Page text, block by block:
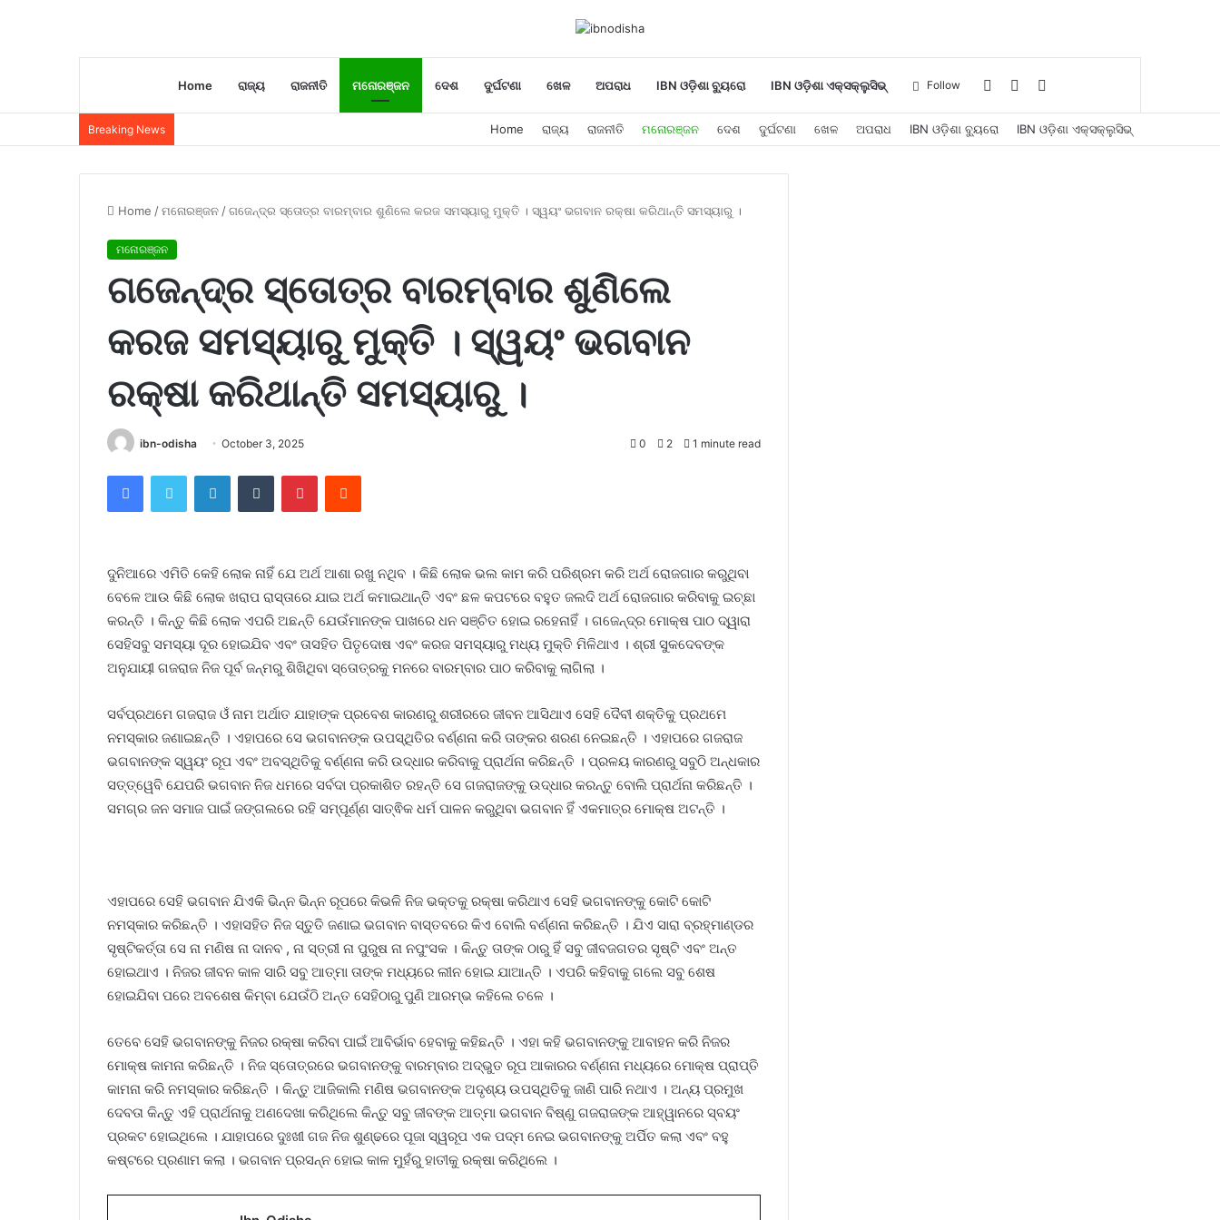
Home ରାଜ୍ୟ ରାଜନୀତି ମନୋରଞ୍ଜନ ଦେଶ ଦୁର୍ଘଟଣା ଖେଳ ଅପରାଧ IBN ଓଡ଼ିଶା ବ୍ୟୁରୋ IBN ଓଡ଼ିଶା ଏକ୍ସକ୍ଲୁସିଭ୍
for
Sidebar
Log
In
Follow
Breaking News Home ରାଜ୍ୟ ରାଜନୀତି ମନୋରଞ୍ଜନ ଦେଶ ଦୁର୍ଘଟଣା ଖେଳ ଅପରାଧ IBN ଓଡ଼ିଶା ବ୍ୟୁରୋ IBN ଓଡ଼ିଶା ଏକ୍ସକ୍ଲୁସିଭ୍
Home /ମନୋରଞ୍ଜନ /ଗଜେନ୍ଦ୍ର ସ୍ତୋତ୍ର ବାରମ୍ବାର ଶୁଣିଲେ କରଜ ସମସ୍ୟାରୁ ମୁକ୍ତି । ସ୍ୱୟଂ ଭଗବାନ ରକ୍ଷା କରିଥାନ୍ତି ସମସ୍ୟାରୁ ।
ମନୋରଞ୍ଜନ
ଗଜେନ୍ଦ୍ର ସ୍ତୋତ୍ର ବାରମ୍ବାର ଶୁଣିଲେ
କରଜ ସମସ୍ୟାରୁ ମୁକ୍ତି । ସ୍ୱୟଂ ଭଗବାନ
ରକ୍ଷା କରିଥାନ୍ତି ସମସ୍ୟାରୁ ।
ibn-odisha October 3, 2025 0 2 1 minute read
FacebookTwitter LinkedInTumblr PinterestReddit
ଦୁନିଆରେ ଏମିତି କେହି ଲୋକ ନାହିଁ ଯେ ଅର୍ଥ ଆଶା ରଖୁ ନଥିବ । କିଛି ଲୋକ ଭଲ କାମ କରି ପରିଶ୍ରମ କରି ଅର୍ଥ ରୋଜଗାର କରୁଥିବା
ବେଳେ ଆଉ କିଛି ଲୋକ ଖରାପ ରାସ୍ତାରେ ଯାଇ ଅର୍ଥ କମାଇଥାନ୍ତି ଏବଂ ଛଳ କପଟରେ ବହୁତ ଜଲଦି ଅର୍ଥ ରୋଜଗାର କରିବାକୁ ଇଚ୍ଛା
କରନ୍ତି । କିନ୍ତୁ କିଛି ଲୋକ ଏପରି ଅଛନ୍ତି ଯେଉଁମାନଙ୍କ ପାଖରେ ଧନ ସଞ୍ଚିତ ହୋଇ ରହେନାହିଁ । ଗଜେନ୍ଦ୍ର ମୋକ୍ଷ ପାଠ ଦ୍ୱାରା
ସେହିସବୁ ସମସ୍ୟା ଦୂର ହୋଇଯିବ ଏବଂ ତାସହିତ ପିତୃଦୋଷ ଏବଂ କରଜ ସମସ୍ୟାରୁ ମଧ୍ୟ ମୁକ୍ତି ମିଳିଥାଏ । ଶ୍ରୀ ସୁକଦେବଙ୍କ
ଅନୁଯାୟୀ ଗଜରାଜ ନିଜ ପୂର୍ବ ଜନ୍ମରୁ ଶିଖିଥିବା ସ୍ତୋତ୍ରକୁ ମନରେ ବାରମ୍ବାର ପାଠ କରିବାକୁ ଲାଗିଲା ।
ସର୍ବପ୍ରଥମେ ଗଜରାଜ ଓଁ ନାମ ଅର୍ଥାତ ଯାହାଙ୍କ ପ୍ରବେଶ କାରଣରୁ ଶରୀରରେ ଜୀବନ ଆସିଥାଏ ସେହି ଦୈବୀ ଶକ୍ତିକୁ ପ୍ରଥମେ
ନମସ୍କାର ଜଣାଇଛନ୍ତି । ଏହାପରେ ସେ ଭଗବାନଙ୍କ ଉପସ୍ଥିତିର ବର୍ଣ୍ଣନା କରି ତାଙ୍କର ଶରଣ ନେଇଛନ୍ତି । ଏହାପରେ ଗଜରାଜ
ଭଗବାନଙ୍କ ସ୍ୱୟଂ ରୂପ ଏବଂ ଅବସ୍ଥିତିକୁ ବର୍ଣ୍ଣନା କରି ଉଦ୍ଧାର କରିବାକୁ ପ୍ରାର୍ଥନା କରିଛନ୍ତି । ପ୍ରଳୟ କାରଣରୁ ସବୁଠି ଅନ୍ଧକାର
ସତ୍ତ୍ୱେବି ଯେପରି ଭଗବାନ ନିଜ ଧମରେ ସର୍ବଦା ପ୍ରକାଶିତ ରହନ୍ତି ସେ ଗଜରାଜଙ୍କୁ ଉଦ୍ଧାର କରନ୍ତୁ ବୋଲି ପ୍ରାର୍ଥନା କରିଛନ୍ତି ।
ସମଗ୍ର ଜନ ସମାଜ ପାଇଁ ଜଙ୍ଗଲରେ ରହି ସମ୍ପୂର୍ଣ୍ଣ ସାତ୍ଵିକ ଧର୍ମ ପାଳନ କରୁଥିବା ଭଗବାନ ହିଁ ଏକମାତ୍ର ମୋକ୍ଷ ଅଟନ୍ତି ।
ଏହାପରେ ସେହି ଭଗବାନ ଯିଏକି ଭିନ୍ନ ଭିନ୍ନ ରୂପରେ କିଭଳି ନିଜ ଭକ୍ତକୁ ରକ୍ଷା କରିଥାଏ ସେହି ଭଗବାନଙ୍କୁ କୋଟି କୋଟି
ନମସ୍କାର କରିଛନ୍ତି । ଏହାସହିତ ନିଜ ସ୍ତୁତି ଜଣାଇ ଭଗବାନ ବାସ୍ତବରେ କିଏ ବୋଲି ବର୍ଣ୍ଣନା କରିଛନ୍ତି । ଯିଏ ସାରା ବ୍ରହ୍ମାଣ୍ଡର
ସୃଷ୍ଟିକର୍ତ୍ତା ସେ ନା ମଣିଷ ନା ଦାନବ , ନା ସ୍ତ୍ରୀ ନା ପୁରୁଷ ନା ନପୁଂସକ । କିନ୍ତୁ ତାଙ୍କ ଠାରୁ ହିଁ ସବୁ ଜୀବଜଗତର ସୃଷ୍ଟି ଏବଂ ଅନ୍ତ
ହୋଇଥାଏ । ନିଜର ଜୀବନ କାଳ ସାରି ସବୁ ଆତ୍ମା ତାଙ୍କ ମଧ୍ୟରେ ଲୀନ ହୋଇ ଯାଆନ୍ତି । ଏପରି କହିବାକୁ ଗଲେ ସବୁ ଶେଷ
ହୋଇଯିବା ପରେ ଅବଶେଷ କିମ୍ବା ଯେଉଁଠି ଅନ୍ତ ସେହିଠାରୁ ପୁଣି ଆରମ୍ଭ କହିଲେ ଚଳେ ।
ତେବେ ସେହି ଭଗବାନଙ୍କୁ ନିଜର ରକ୍ଷା କରିବା ପାଇଁ ଆବିର୍ଭାବ ହେବାକୁ କହିଛନ୍ତି । ଏହା କହି ଭଗବାନଙ୍କୁ ଆବାହନ କରି ନିଜର
ମୋକ୍ଷ କାମନା କରିଛନ୍ତି । ନିଜ ସ୍ତୋତ୍ରରେ ଭଗବାନଙ୍କୁ ବାରମ୍ବାର ଅଦ୍ଭୁତ ରୂପ ଆକାରର ବର୍ଣ୍ଣନା ମଧ୍ୟରେ ମୋକ୍ଷ ପ୍ରାପ୍ତି
କାମନା କରି ନମସ୍କାର କରିଛନ୍ତି । କିନ୍ତୁ ଆଜିକାଲି ମଣିଷ ଭଗବାନଙ୍କ ଅଦୃଶ୍ୟ ଉପସ୍ଥିତିକୁ ଜାଣି ପାରି ନଥାଏ । ଅନ୍ୟ ପ୍ରମୁଖ
ଦେବତା କିନ୍ତୁ ଏହି ପ୍ରାର୍ଥନାକୁ ଅଣଦେଖା କରିଥିଲେ କିନ୍ତୁ ସବୁ ଜୀବଙ୍କ ଆତ୍ମା ଭଗବାନ ବିଷ୍ଣୁ ଗଜରାଜଙ୍କ ଆହ୍ୱାନରେ ସ୍ବୟଂ
ପ୍ରକଟ ହୋଇଥିଲେ । ଯାହାପରେ ଦୁଃଖୀ ଗଜ ନିଜ ଶୁଣ୍ଢରେ ପୂଜା ସ୍ୱରୂପ ଏକ ପଦ୍ମ ନେଇ ଭଗବାନଙ୍କୁ ଅର୍ପିତ କଲା ଏବଂ ବହୁ
କଷ୍ଟରେ ପ୍ରଣାମ କଲା । ଭଗବାନ ପ୍ରସନ୍ନ ହୋଇ କାଳ ମୁହଁରୁ ହାତୀକୁ ରକ୍ଷା କରିଥିଲେ ।